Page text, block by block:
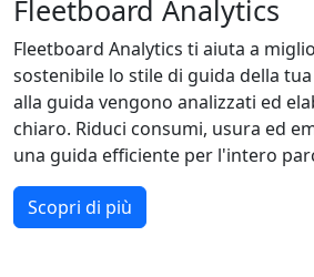
Fleetboard Analytics
Fleetboard Analytics ti aiuta a
sostenibile lo stile di guida della
alla guida vengono analizzati ed
chiaro. Riduci consumi, usura ed
una guida efficiente per l'intero
Scopri di più